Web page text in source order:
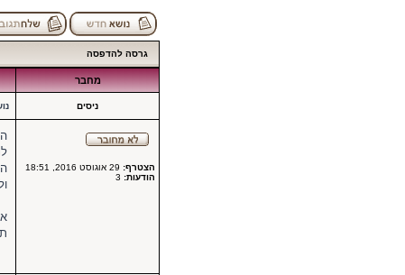
גרסה להדפסה
מחבר
ניסים
הצטרף:
הודעות: